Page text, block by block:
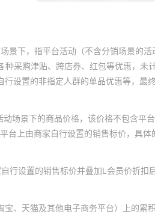
场景下，指平台活动（不含分销场景的
种采购津贴、跨店券、红包等优惠，
行设置的非指定人群的单品优惠等，
动场景下的商品价格，该价格不包含平
台上由商家自行设置的销售标价，具
行设置的销售标价并叠加L会员价折扣
宝、天猫及其他电子商务平台）上的累